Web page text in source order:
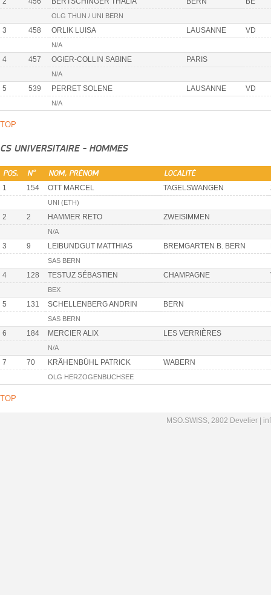
OLG THUN / UNI BERN
3 458 ORLIK LUISA LAUSANNE VD
N/A
4 457 OGIER-COLLIN SABINE PARIS
N/A
5 539 PERRET SOLENE LAUSANNE VD
N/A
TOP
CS UNIVERSITAIRE - HOMMES
POS. N° NOM, PRÉNOM LOCALITÉ
1 154 OTT MARCEL TAGELSWANGEN
UNI (ETH)
2 2 HAMMER RETO ZWEISIMMEN
N/A
3 9 LEIBUNDGUT MATTHIAS BREMGARTEN B. BERN
SAS BERN
4 128 TESTUZ SÉBASTIEN CHAMPAGNE
BEX
5 131 SCHELLENBERG ANDRIN BERN
SAS BERN
6 184 MERCIER ALIX LES VERRIÈRES
N/A
7 70 KRÄHENBÜHL PATRICK WABERN
OLG HERZOGENBUCHSEE
TOP
MSO.SWISS, 2802 Develier |